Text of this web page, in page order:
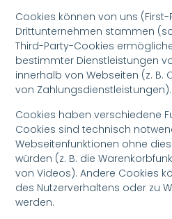
Cookies können von uns
Drittunternehmen stammen
Third-Party-Cookies
bestimmter Dienstleistungen
innerhalb von Webseiten (z. B.
von Zahlungsdienstleistungen).
Cookies haben verschiedene
Cookies sind technisch
Webseitenfunktionen ohne
würden (z. B. die
von Videos). Andere Cookies
des Nutzerverhaltens oder zu
werden.